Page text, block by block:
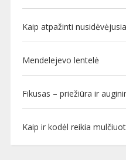
Kaip atpažinti
Mendelejevo lentelė
Fikusas – priežiūra ir
Kaip ir kodėl reikia